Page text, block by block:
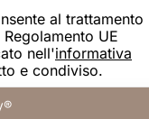
al trattamento
UE
nell'informativa
e condiviso.